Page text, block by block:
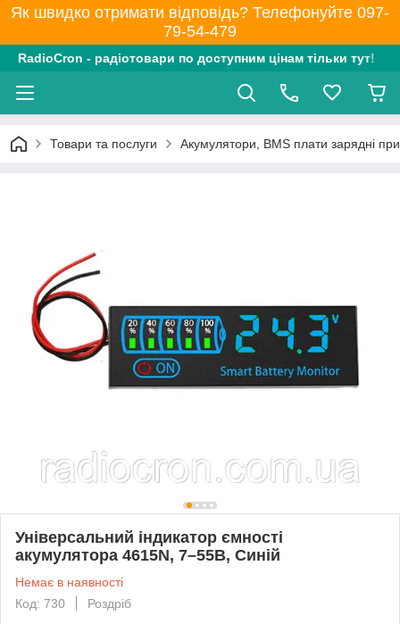
Як швидко отримати відповідь? Телефонуйте 097-
79-54-479
RadioCron - радіотовари по доступним цінам тільки тут!
Товари та послуги Акумулятори, BMS плати зарядні
Універсальний індикатор ємності
акумулятора 4615N, 7–55В, Синій
Немає в наявності
Код: 730
Роздріб